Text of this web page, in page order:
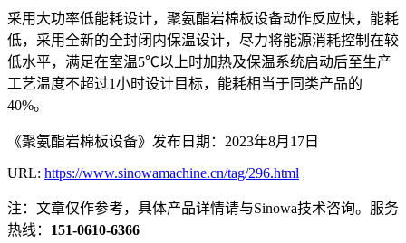
采用大功率低能耗设计，聚氨酯岩棉板设备动作反应快，能耗
低，采用全新的全封闭内保温设计，尽力将能源消耗控制在较
低水平，满足在室温5℃以上时加热及保温系统启动后至生产
工艺温度不超过1小时设计目标，能耗相当于同类产品的
40%。
《聚氨酯岩棉板设备》发布日期：2023年8月17日
URL: https://www.sinowamachine.cn/tag/296.html
注：文章仅作参考，具体产品详情请与Sinowa技术咨询。服务
热线： 151-0610-6366